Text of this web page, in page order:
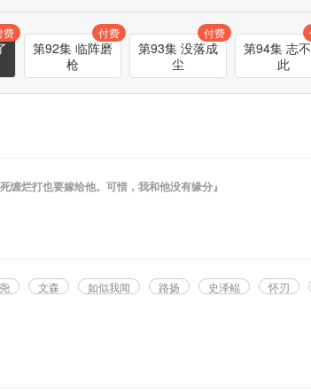
费
第92集 临阵磨
枪
付费
第93集 没落成
尘
付费
第94集 志
此
缠烂打也要嫁给他。可惜，我和他没有缘分』
工作室录制，猫耳FM独播，古风纯爱有声剧《怀刃》，5月17
文森 如似我闻 路扬 史泽鲲 怀刃